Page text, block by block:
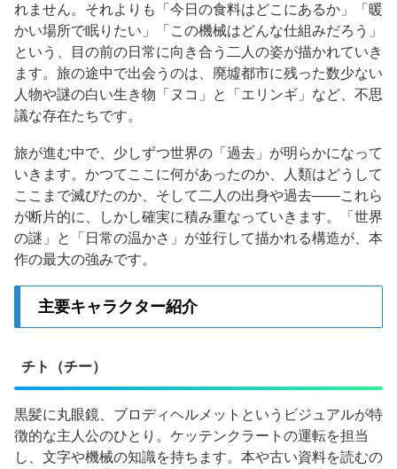
れません。それよりも「今日の食料はどこにあるか」「暖
かい場所で眠りたい」「この機械はどんな仕組みだろう」
という、目の前の日常に向き合う二人の姿が描かれていき
ます。旅の途中で出会うのは、廃墟都市に残った数少ない
人物や謎の白い生き物「ヌコ」と「エリンギ」など、不思
議な存在たちです。
旅が進む中で、少しずつ世界の「過去」が明らかになって
いきます。かつてここに何があったのか、人類はどうして
ここまで滅びたのか、そして二人の出身や過去——これら
が断片的に、しかし確実に積み重なっていきます。「世界
の謎」と「日常の温かさ」が並行して描かれる構造が、本
作の最大の強みです。
主要キャラクター紹介
チト（チー）
黒髪に丸眼鏡、ブロディヘルメットというビジュアルが特
徴的な主人公のひとり。ケッテンクラートの運転を担当
し、文字や機械の知識を持ちます。本や古い資料を読むの